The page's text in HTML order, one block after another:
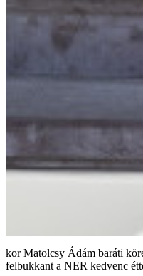
Matolcsy Ádám baráti
felbukkant a NER kedvenc